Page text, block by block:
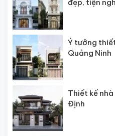
đẹp, tiện
Ý tưởng
Quảng Ninh
Thiết kế
Định